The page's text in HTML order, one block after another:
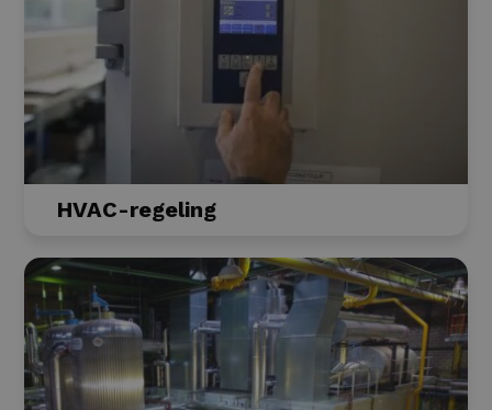
HVAC-regeling